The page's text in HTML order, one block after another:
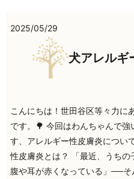
2025/05/29
犬アレルギ
こんにちは！世田谷区等々力に
です。🌳 今回はわんちゃんで強
す、アレルギー性皮膚炎につい
性皮膚炎とは？ 「最近、うち
腹や耳が赤くなっている」──